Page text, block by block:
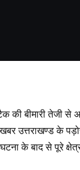
की बीमारी तेजी
उत्तराखण्ड के
के बाद से पूरे